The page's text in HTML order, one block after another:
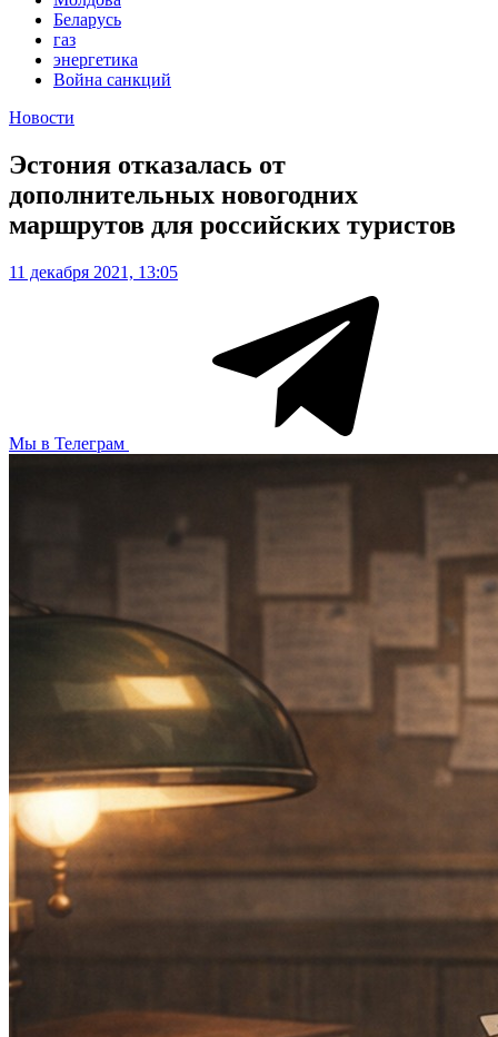
Беларусь
газ
энергетика
Война санкций
Новости
Эстония отказалась от
дополнительных новогодних
маршрутов для российских туристов
11 декабря 2021, 13:05
Мы в Телеграм